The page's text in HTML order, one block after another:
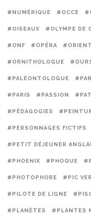
#NUMÉRIQUE #OCCE
#OISEAUX #OLYMPE DE
#ONF #OPÉRA
#ORNITHOLOGUE
#PALÉONTOLOGUE
#PARIS #PASSION
#PÉDAGOGIES
#PERSONNAGES FICTIFS
#PETIT DÉJEUNER
#PHOENIX #PHOQUE
#PHOTOPHORE #PIC
#PILOTE DE LIGNE
#PLANÈTES #PLANTES